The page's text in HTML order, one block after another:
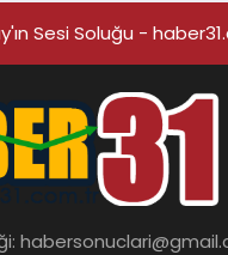
Sesi Soluğu -